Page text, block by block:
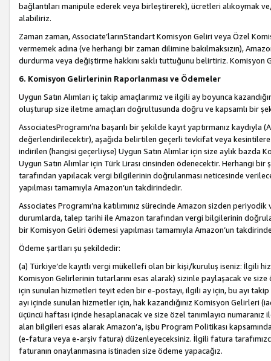
bağlantıları manipüle ederek veya birleştirerek), ücretleri alıkoymak
alabiliriz.
Zaman zaman, Associate’larınStandart Komisyon Geliri veya Özel
vermemek adına (ve herhangi bir zaman dilimine bakılmaksızın),
durdurma veya değiştirme hakkını saklı tuttuğunu belirtiriz. Komisyon
6. Komisyon Gelirlerinin Raporlanması ve Ödemeler
Uygun Satın Alımları iç takip amaçlarımız ve ilgili ay boyunca
oluşturup size iletme amaçları doğrultusunda doğru ve kapsamlı bir
AssociatesProgramı’na başarılı bir şekilde kayıt yaptırmanız
değerlendirilecektir), aşağıda belirtilen geçerli tevkifat veya
indirilen (hangisi geçerliyse) Uygun Satın Alımlar için size aylık
Uygun Satın Alımlar için Türk Lirası cinsinden ödenecektir. Herhangi
tarafından yapılacak vergi bilgilerinin doğrulanması neticesinde
yapılması tamamıyla Amazon’un takdirindedir.
Associates Programı’na katılımınız sürecinde Amazon sizden
durumlarda, talep tarihi ile Amazon tarafından vergi bilgilerinin
bir Komisyon Geliri ödemesi yapılması tamamıyla Amazon’un
Ödeme şartları şu şekildedir:
(a) Türkiye’de kayıtlı vergi mükellefi olan bir kişi/kuruluş iseniz: İlgili
Komisyon Gelirlerinin tutarlarını esas alarak) sizinle paylaşacak ve
için sunulan hizmetleri teyit eden bir e-postayı, ilgili ay için, bu ayı
ayı içinde sunulan hizmetler için, hak kazandığınız Komisyon Gelirleri
üçüncü haftası içinde hesaplanacak ve size özel tanımlayıcı
alan bilgileri esas alarak Amazon’a, işbu Program Politikası
(e-fatura veya e-arşiv fatura) düzenleyeceksiniz. İlgili fatura
faturanın onaylanmasına istinaden size ödeme yapacağız.